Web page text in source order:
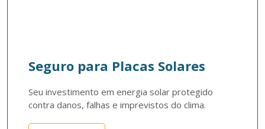
Seguro para Placas Solares
Seu investimento em energia solar protegido
contra danos, falhas e imprevistos do clima.